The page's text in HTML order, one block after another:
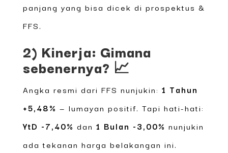
panjang yang bisa dicek di prospektus &
FFS.
2) Kinerja: Gimana
sebenernya? 📈
Angka resmi dari FFS nunjukin: 1 Tahun
+5,48% — lumayan positif. Tapi hati-hati:
YtD -7,40% dan 1 Bulan -3,00% nunjukin
ada tekanan harga belakangan ini.